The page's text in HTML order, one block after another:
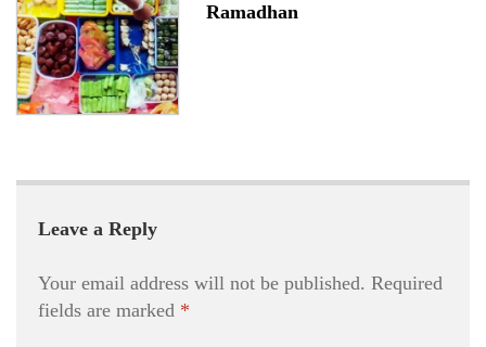
Ramadhan
Leave a Reply
Your email address will not be published. Required
fields are marked *